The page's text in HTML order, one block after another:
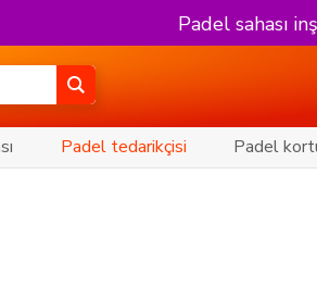
Padel sahası
Padel tedarikçisi Padel